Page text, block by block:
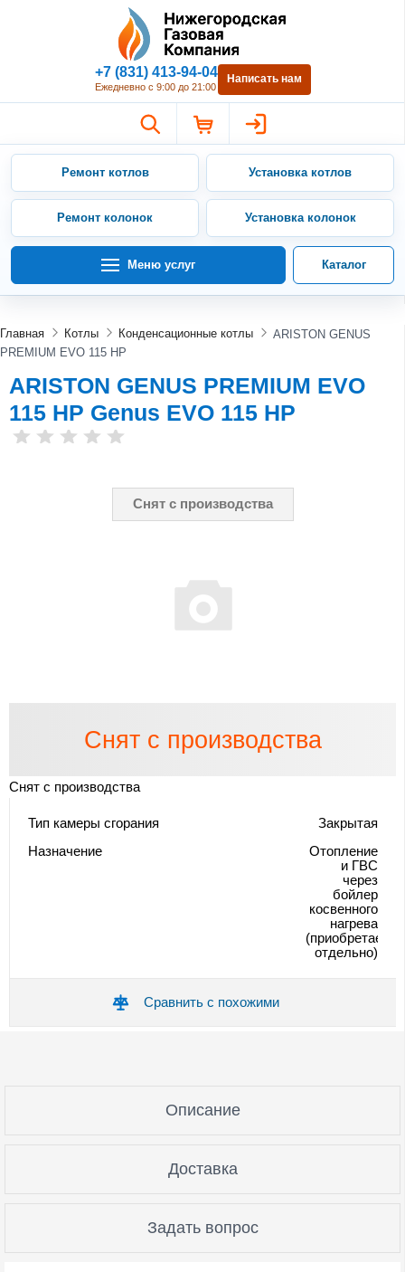
Нижегородская Газовая
+7 (831) 413-94-04
Ежедневно с 9:00 до 21:00
Написать нам
Ремонт котлов Установка котлов
Ремонт колонок Установка колонок
Меню услуг Каталог
Главная Котлы Конденсационные котлы
ARISTON GENUS
PREMIUM EVO 115 HP
ARISTON GENUS PREMIUM EVO
115 HP Genus EVO 115 HP
Снят с производства
Снят с производства
Снят с производства
Тип камеры сгорания
Закрытая
Назначение
Отопление
и ГВС
через
бойлер
косвенного
нагрева
(приобретается
отдельно)
Сравнить с похожими
Описание
Доставка
Задать вопрос